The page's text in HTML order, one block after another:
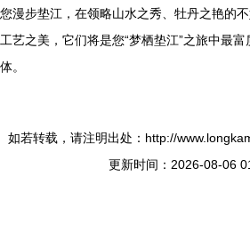
您漫步垫江，在领略山水之秀、牡丹之艳的
工艺之美，它们将是您“梦栖垫江”之旅中最
体。
如若转载，请注明出处：http://
更新时间：2026-08-06